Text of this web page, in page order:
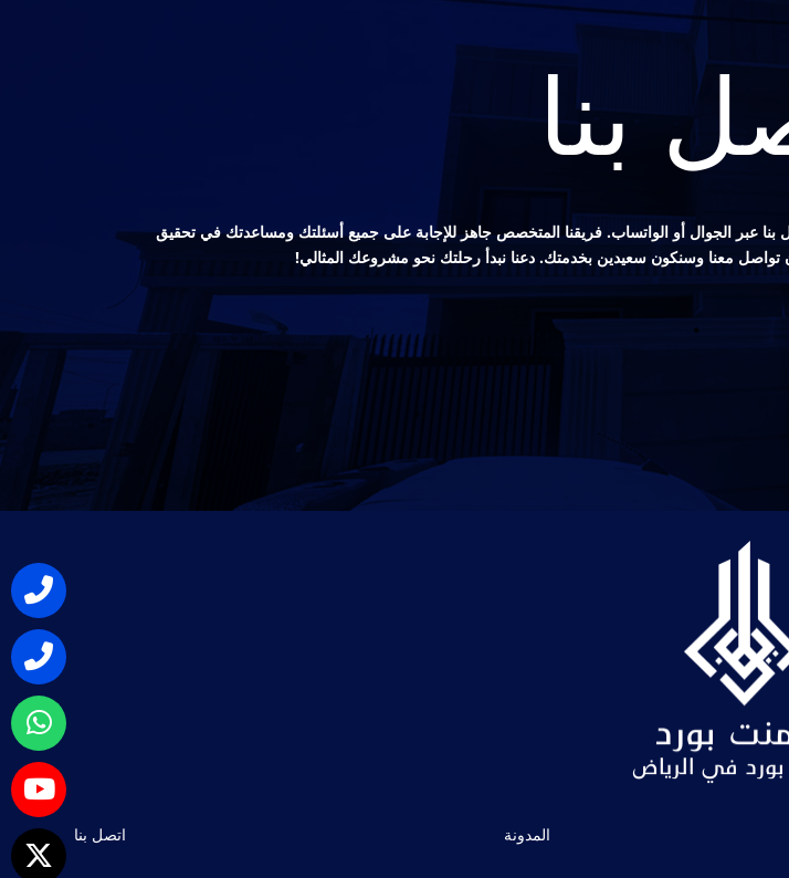
بنا
عبر الجوال أو الواتساب. فريقنا المتخصص جاهز للإجابة على جميع أسئلتك ومساعدتك في تحقيق
تواصل معنا وسنكون سعيدين بخدمتك. دعنا نبدأ رحلتك نحو مشروعك المثالي!
المدونة اتصل بنا